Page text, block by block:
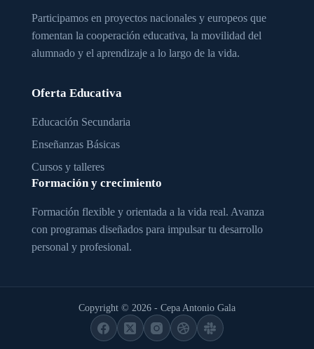
Participamos en proyectos nacionales y europeos que
fomentan la cooperación educativa, la movilidad del
alumnado y el aprendizaje a lo largo de la vida.
Oferta Educativa
Educación Secundaria
Enseñanzas Básicas
Cursos y talleres
Formación y crecimiento
Formación flexible y orientada a la vida real. Avanza
con programas diseñados para impulsar tu desarrollo
personal y profesional.
Copyright © 2026 - Cepa Antonio Gala